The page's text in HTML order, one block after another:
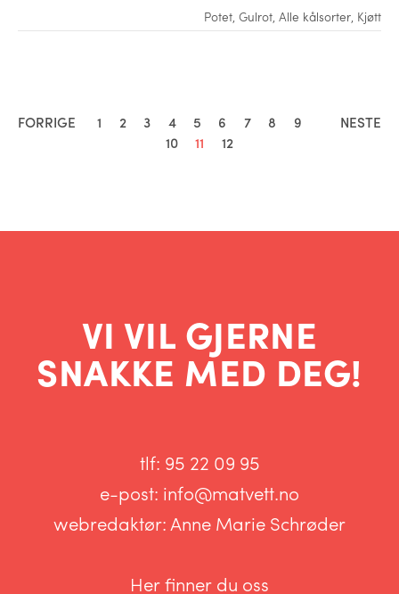
Potet Gulrot Alle kålsorter Kjøtt
FORRIGE 1 2 3 4 5 6 7 8
9
10
11 12
NESTE
VI VIL GJERNE
SNAKKE MED DEG!
tlf: 95 22 09 95
e-post: info@matvett.no
webredaktør:Anne Marie Schrøder
Her finner du oss